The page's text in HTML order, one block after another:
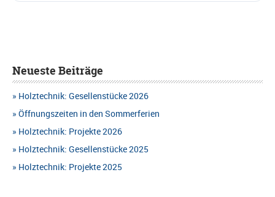
Neueste Beiträge
Holztechnik: Gesellenstücke 2026
Öffnungszeiten in den Sommerferien
Holztechnik: Projekte 2026
Holztechnik: Gesellenstücke 2025
Holztechnik: Projekte 2025